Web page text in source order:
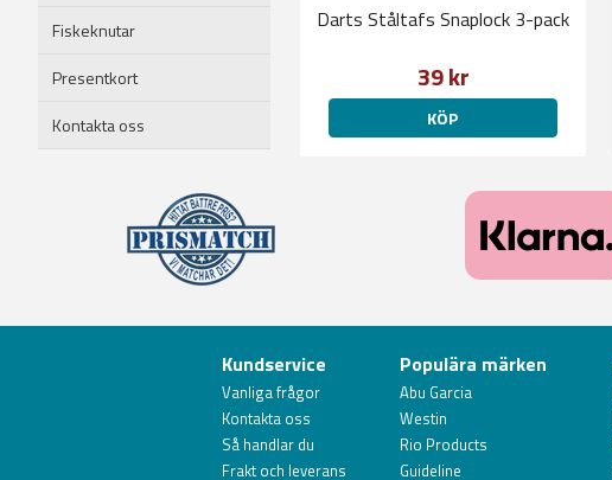
Fiskeknutar
Presentkort
Kontakta oss
Darts Ståltafs Snaplock 3-pack
39 kr
KÖP
Kundservice
Vanliga frågor
Kontakta oss
Så handlar du
Frakt och leverans
Populära märken
Abu Garcia
Westin
Rio Products
Guideline